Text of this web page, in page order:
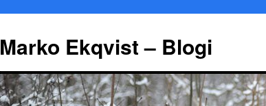
Marko Ekqvist – Blogi